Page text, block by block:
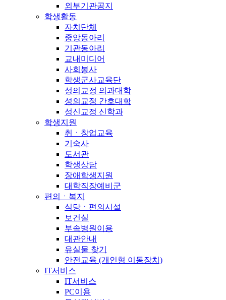
외부기관공지
학생활동
자치단체
중앙동아리
기관동아리
교내미디어
사회봉사
학생군사교육단
성의교정 의과대학
성의교정 간호대학
성신교정 신학과
학생지원
취ㆍ창업교육
기숙사
도서관
학생상담
장애학생지원
대학직장예비군
편의ㆍ복지
식당ㆍ편의시설
보건실
부속병원이용
대관안내
유실물 찾기
안전교육 (개인형 이동장치)
IT서비스
IT서비스
PC이용